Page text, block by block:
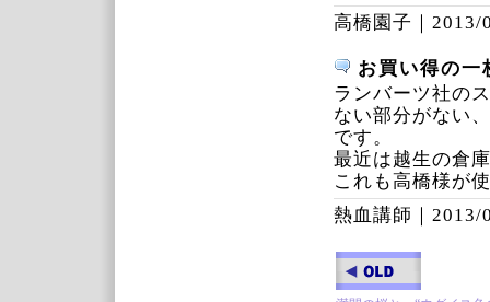
高橋園子｜ 2013/
お買い得の一
ランバーツ社の
ない部分がない
です。
最近は越生の倉
これも高橋様が
熱血講師｜ 2013/